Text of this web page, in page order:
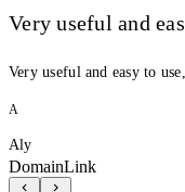
Very useful and
Very useful and easy to
A
Aly
DomainLink